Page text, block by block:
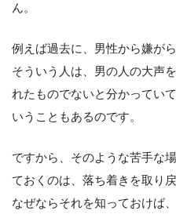
ん。
例えば過去に、男性から嫌が
そういう人は、男の人の大声
れたものでないと分かってい
いうこともあるのです。
ですから、そのような苦手な
ておくのは、落ち着きを取り
なぜならそれを知っておけば